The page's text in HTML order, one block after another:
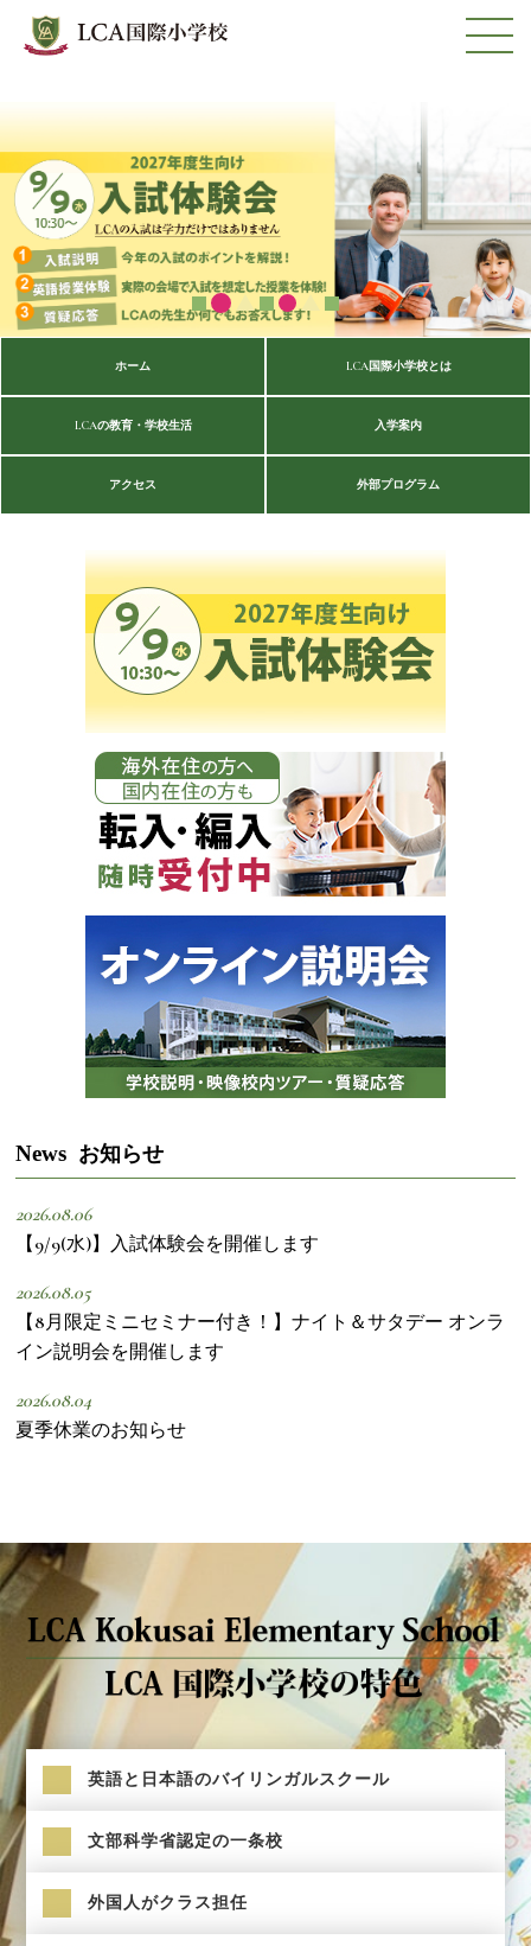
ホーム LCA国際小学校とは
LCAの教育・学校生活 入学案内
アクセス 外部プログラム
News お知らせ
2026.08.06
【9/9(水)】入試体験会を開催します
2026.08.05
【8月限定ミニセミナー付き！】ナイト＆サタデー オンラ
イン説明会を開催します
2026.08.04
夏季休業のお知らせ
英語と日本語のバイリンガルスクール
文部科学省認定の一条校
外国人がクラス担任